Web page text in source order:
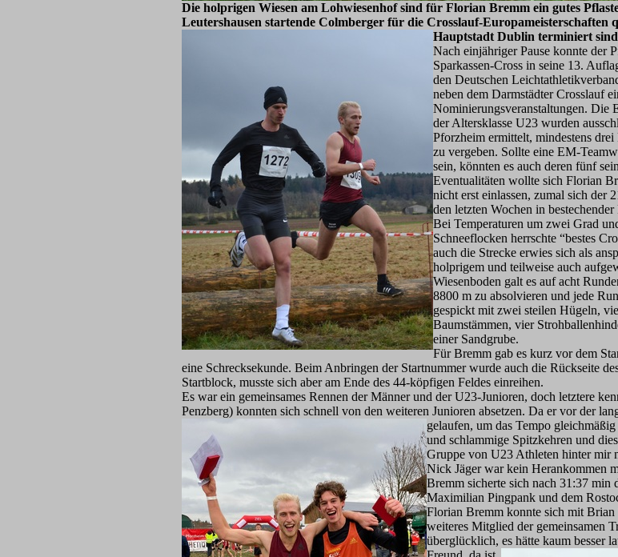
Die holprigen Wiesen am Lohwiesenhof sind für Florian Bremm ein gutes
Leutershausen startende Colmberger für die Crosslauf-
Hauptstadt Dublin terminiert
Nach einjähriger Pause konnte der
Sparkassen-Cross in seine 13.
den Deutschen
neben dem Darmstädter Crosslauf
Nominierungsveranstaltungen. Die
der Altersklasse U23 wurden
Pforzheim ermittelt, mindestens drei
zu vergeben. Sollte eine EM-
sein, könnten es auch deren fünf
Eventualitäten wollte sich Florian
nicht erst einlassen, zumal sich der
den letzten Wochen in bestechender
Bei Temperaturen um zwei Grad
Schneeflocken herrschte “bestes
auch die Strecke erwies sich als
holprigem und teilweise auch
Wiesenboden galt es auf acht
8800 m zu absolvieren und jede
gespickt mit zwei steilen Hügeln,
Baumstämmen, vier
einer Sandgrube.
Für Bremm gab es kurz vor dem
eine Schrecksekunde. Beim Anbringen der Startnummer wurde auch die Rückseite
Startblock, musste sich aber am Ende des 44-köpfigen Feldes einreihen.
Es war ein gemeinsames Rennen der Männer und der U23-Junioren, doch letztere
Penzberg) konnten sich schnell von den weiteren Junioren absetzen. Da er vor der
gelaufen, um das Tempo
und schlammige Spitzkehren und
Gruppe von U23 Athleten hinter mir
Nick Jäger war kein Herankommen
Bremm sicherte sich nach 31:37 min
Maximilian Pingpank und dem
Florian Bremm konnte sich mit
weiteres Mitglied der gemeinsamen
überglücklich, es hätte kaum besser